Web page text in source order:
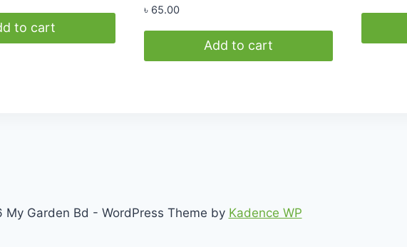
to cart
৳ 65.00
Add to cart
Garden Bd - WordPress Theme by Kadence WP